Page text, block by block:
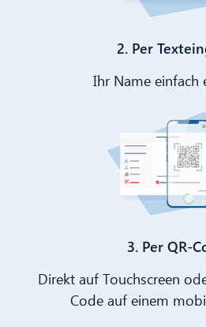
2. Per
Ihr Name einfach
3. Per QR-
Direkt auf Touchscreen
Code auf einem